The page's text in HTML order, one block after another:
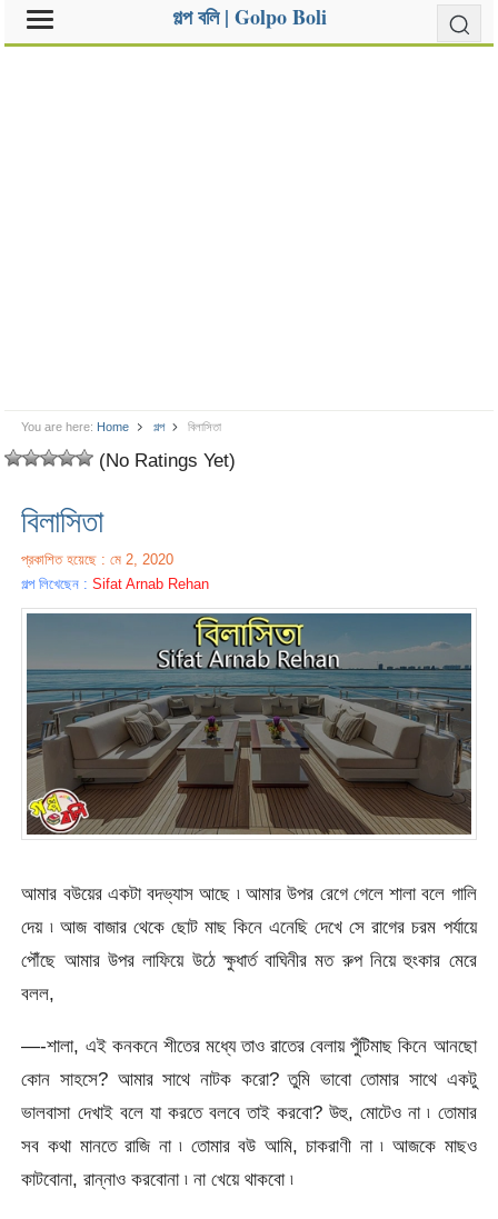
গল্প বলি | Golpo Boli
You are here: Home গল্প বিলাসিতা
(No Ratings Yet)
বিলাসিতা
প্রকাশিত হয়েছে : মে 2, 2020
গল্প লিখেছেন :Sifat Arnab Rehan
আমার বউয়ের একটা বদভ্যাস আছে ৷ আমার উপর রেগে গেলে শালা বলে গালি
দেয় ৷ আজ বাজার থেকে ছোট মাছ কিনে এনেছি দেখে সে রাগের চরম পর্যায়ে
পৌঁছে আমার উপর লাফিয়ে উঠে ক্ষুধার্ত বাঘিনীর মত রুপ নিয়ে হুংকার মেরে
বলল,
—-শালা, এই কনকনে শীতের মধ্যে তাও রাতের বেলায় পুঁটিমাছ কিনে আনছো
কোন সাহসে? আমার সাথে নাটক করো? তুমি ভাবো তোমার সাথে একটু
ভালবাসা দেখাই বলে যা করতে বলবে তাই করবো? উহু, মোটেও না ৷ তোমার
সব কথা মানতে রাজি না ৷ তোমার বউ আমি, চাকরাণী না ৷ আজকে মাছও
কাটবোনা, রান্নাও করবোনা ৷ না খেয়ে থাকবো ৷